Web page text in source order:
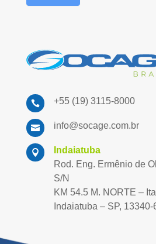
 +55 (19) 3115-8000
 info@socage.com.br

Indaiatuba
Rod. Eng. Ermênio de
S/N
KM 54.5 M. NORTE –
Indaiatuba – SP, 13340-